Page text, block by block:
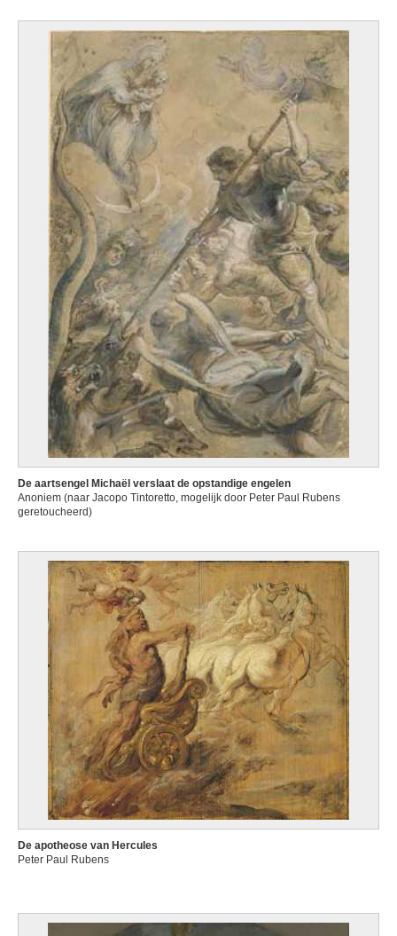
De aartsengel Michaël verslaat de opstandige engelen
Anoniem (naar Jacopo Tintoretto, mogelijk door Peter Paul Rubens
geretoucheerd)
De apotheose van Hercules
Peter Paul Rubens